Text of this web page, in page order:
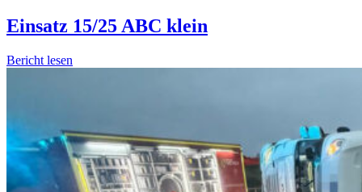
Einsatz 15/25 ABC klein
Bericht lesen